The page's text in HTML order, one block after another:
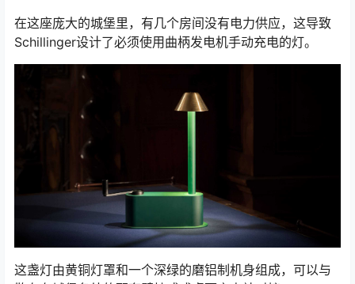
在这座庞大的城堡里，有几个房间没有电力供应，这导致
Schillinger设计了必须使用曲柄发电机手动充电的灯。
这盏灯由黄铜灯罩和一个深绿的磨铝制机身组成，可以与